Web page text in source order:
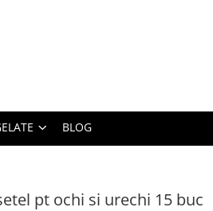
BLOG
pt ochi si urechi 15 buc